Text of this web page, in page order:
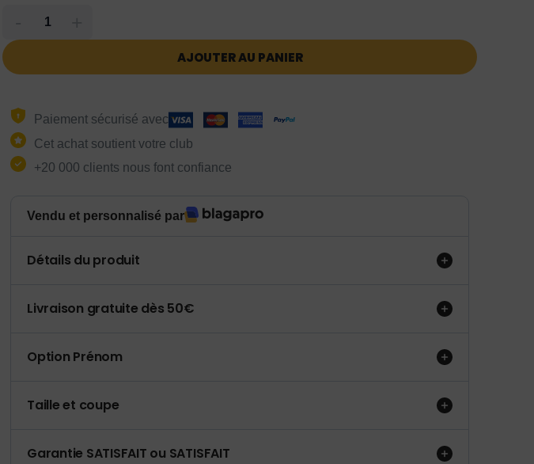
AJOUTER AU PANIER
Paiement sécurisé avec
Cet achat soutient votre club
+20 000 clients nous font confiance
Vendu et personnalisé par
Détails du produit
Livraison gratuite dès 50€
Option Prénom
Taille et coupe
Garantie SATISFAIT ou SATISFAIT